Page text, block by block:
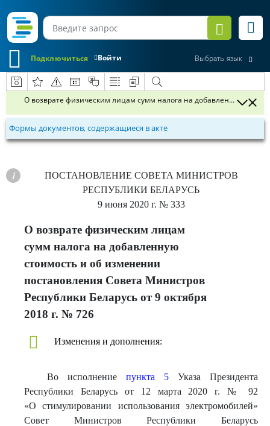
Войти
Подключиться Выбрать язык
О возврате физическим лицам сумм налога на добавленную
Формы документов, содержащиеся в акте
ПОСТАНОВЛЕНИЕ СОВЕТА МИНИСТРОВ
РЕСПУБЛИКИ БЕЛАРУСЬ
9 июня 2020 г. № 333
О возврате физическим лицам
сумм налога на добавленную
стоимость и об изменении
постановления Совета Министров
Республики Беларусь от 9 октября
2018 г. № 726
Изменения и дополнения:
Во исполнение пункта 5Указа Президента
Республики Беларусь от 12 марта 2020 г. № 92
«О стимулировании использования электромобилей»
Совет Министров Республики Беларусь